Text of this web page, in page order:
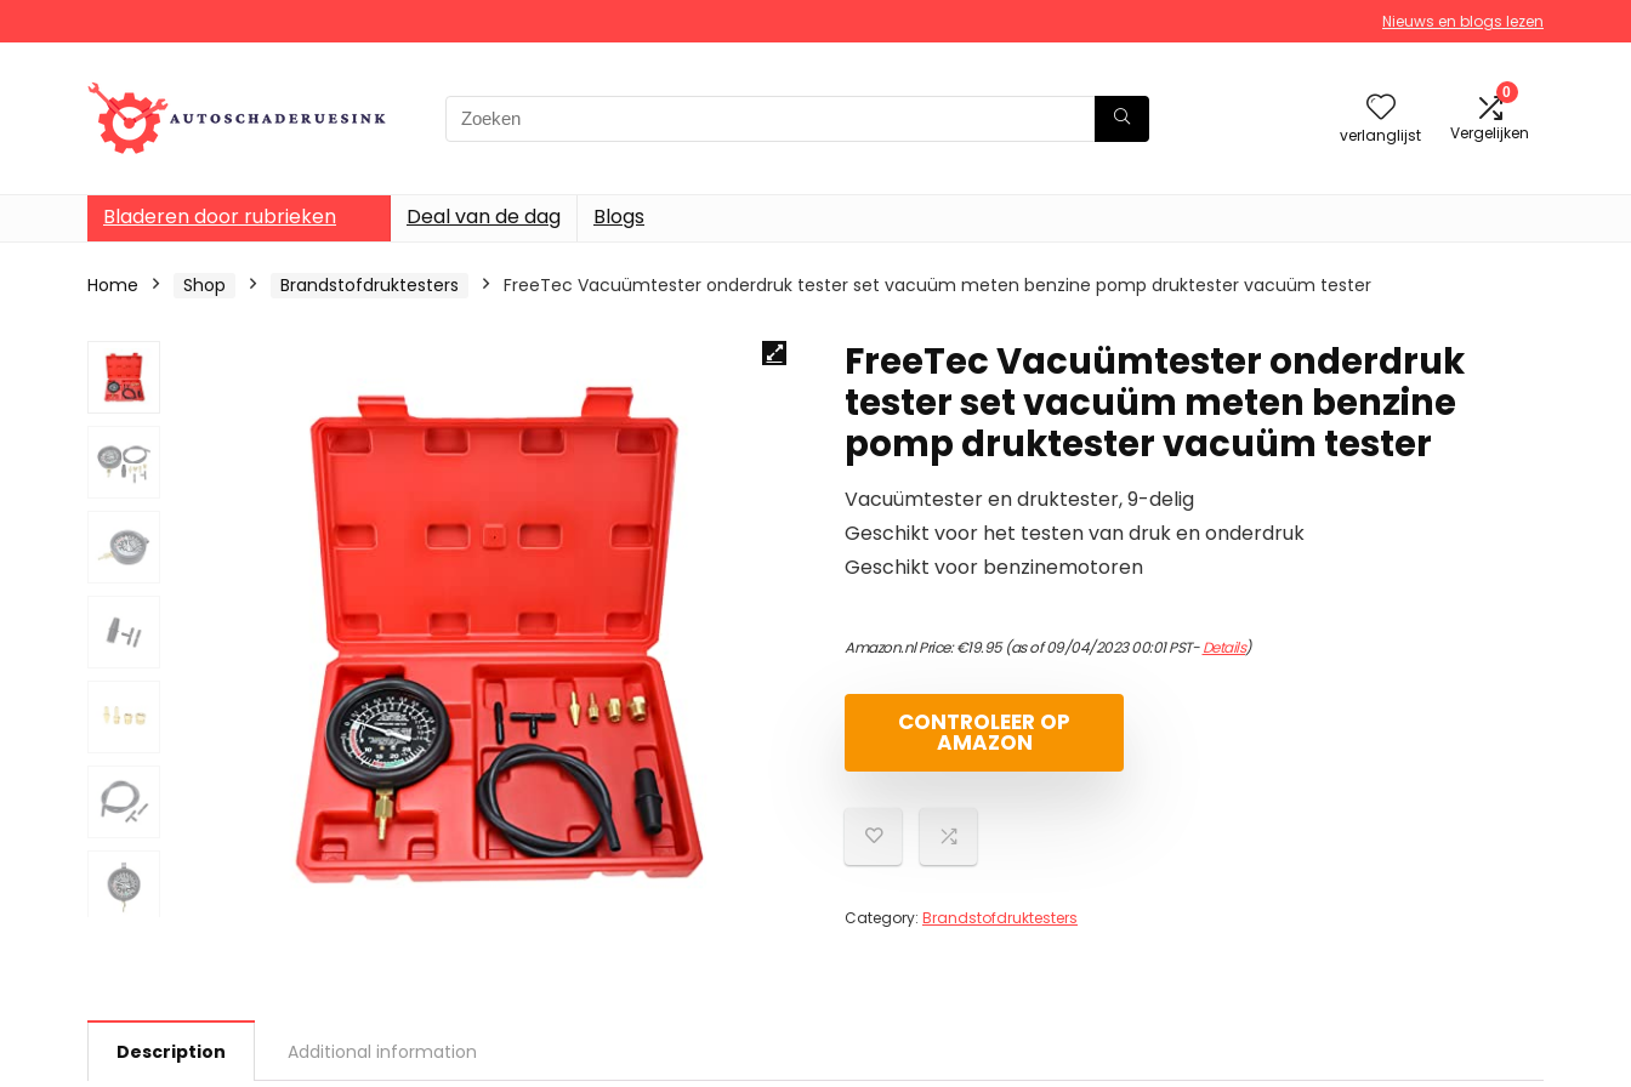
Nieuws en blogs lezen
verlanglijst
0
Vergelijken
Bladeren door rubrieken Deal van de dag Blogs
Home Shop Brandstofdruktesters FreeTec Vacuümtester onderdruk tester set vacuüm meten benzine pomp druktester vacuüm tester
FreeTec Vacuümtester onderdruk
tester set vacuüm meten benzine
pomp druktester vacuüm tester
Vacuümtester en druktester, 9-delig
Geschikt voor het testen van druk en onderdruk
Geschikt voor benzinemotoren
Amazon.nl Price:€19.95(as of 09/04/2023 00:01 PST-Details)
CONTROLEER OP
AMAZON
Category: Brandstofdruktesters
Description Additional information